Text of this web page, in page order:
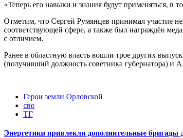
«Теперь его навыки и знания будут применяться, в
Отметим, что Сергей Румянцев принимал участие
соответствующей сфере, а также был награждён
с отличием.
Ранее в областную власть вошли трое других
(получивший должность советника губернатора)
Герои земли Орловской
сво
ТГ
Энергетики привлекли дополнительные бригады